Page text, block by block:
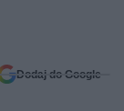
Dodaj do Google